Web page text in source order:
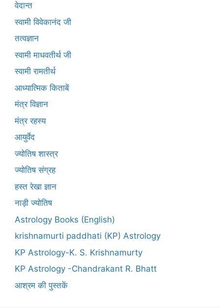
वेदान्त
स्वामी विवेकानंद जी
तत्वज्ञान
स्वामी माधवतीर्थ जी
स्वामी रामतीर्थ
आध्यात्मिक किताबें
मंत्र विज्ञान
मंत्र रहस्य
आयुर्वेद
ज्योतिष शास्त्र
ज्योतिष संग्रह
हस्त रेखा ज्ञान
नाड़ी ज्योतिष
Astrology Books (English)
krishnamurti paddhati (KP) Astrology
KP Astrology-K. S. Krishnamurty
KP Astrology -Chandrakant R. Bhatt
आश्रम की पुस्तकें